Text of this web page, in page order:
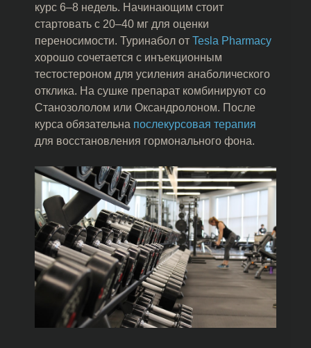
курс 6–8 недель. Начинающим стоит
стартовать с 20–40 мг для оценки
переносимости. Туринабол от Tesla Pharmacy
хорошо сочетается с инъекционным
тестостероном для усиления анаболического
отклика. На сушке препарат комбинируют со
Станозололом или Оксандролоном. После
курса обязательна послекурсовая терапия
для восстановления гормонального фона.